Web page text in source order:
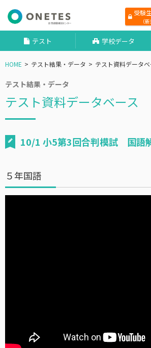
受験
（
テスト 学校データ
HOME テスト結果・データ テスト資料データベ
テスト結果・データ
テスト資料データベース
10/1 小5第3回合判模試 国語
５年国語